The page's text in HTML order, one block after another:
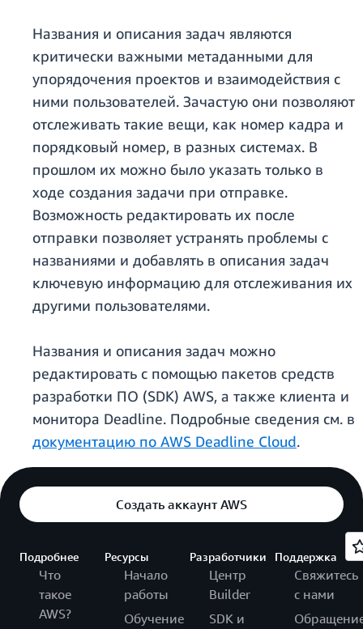
Названия и описания задач являются
критически важными метаданными для
упорядочения проектов и взаимодействия с
ними пользователей. Зачастую они позволяют
отслеживать такие вещи, как номер кадра и
порядковый номер, в разных системах. В
прошлом их можно было указать только в
ходе создания задачи при отправке.
Возможность редактировать их после
отправки позволяет устранять проблемы с
названиями и добавлять в описания задач
ключевую информацию для отслеживания их
другими пользователями.
Названия и описания задач можно
редактировать с помощью пакетов средств
разработки ПО (SDK) AWS, а также клиента и
монитора Deadline. Подробные сведения см. в
документацию по AWS Deadline Cloud.
Создать аккаунт AWS
Подробнее
Что
такое
AWS?
Ресурсы
Начало
работы
Обучение
Разработчики
Центр
Builder
SDK и
Поддержка
Свяжитесь
с нами